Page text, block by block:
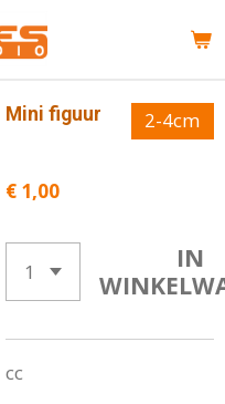
Mini figuur 2-4cm
€ 1,00
IN
cc